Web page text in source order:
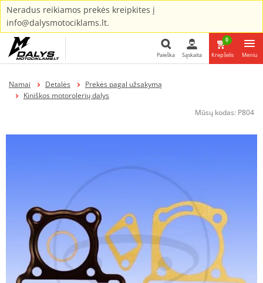
Neradus reikiamos prekės kreipkites į
info@dalysmotociklams.lt.
Paieška Sąskaita
0
Krepšelis Meniu
Namai Detalės
Prekės pagal užsakymą
Kiniškos motorolerių dalys
Mūsų kodas: P804